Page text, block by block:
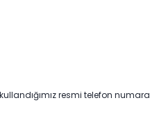
resmi telefon